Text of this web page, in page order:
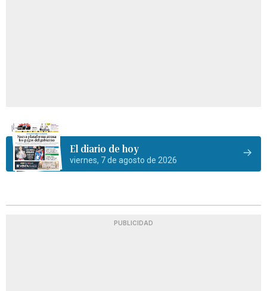
El diario de hoy
viernes, 7 de agosto de 2026
PUBLICIDAD